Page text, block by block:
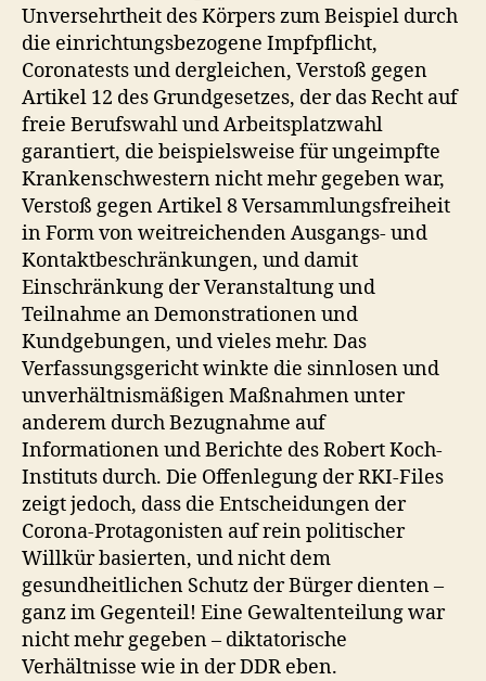
Unversehrtheit des Körpers zum Beispiel durch
die einrichtungsbezogene Impfpflicht,
Coronatests und dergleichen, Verstoß gegen
Artikel 12 des Grundgesetzes, der das Recht auf
freie Berufswahl und Arbeitsplatzwahl
garantiert, die beispielsweise für ungeimpfte
Krankenschwestern nicht mehr gegeben war,
Verstoß gegen Artikel 8 Versammlungsfreiheit
in Form von weitreichenden Ausgangs- und
Kontaktbeschränkungen, und damit
Einschränkung der Veranstaltung und
Teilnahme an Demonstrationen und
Kundgebungen, und vieles mehr. Das
Verfassungsgericht winkte die sinnlosen und
unverhältnismäßigen Maßnahmen unter
anderem durch Bezugnahme auf
Informationen und Berichte des Robert Koch-
Instituts durch. Die Offenlegung der RKI-Files
zeigt jedoch, dass die Entscheidungen der
Corona-Protagonisten auf rein politischer
Willkür basierten, und nicht dem
gesundheitlichen Schutz der Bürger dienten –
ganz im Gegenteil! Eine Gewaltenteilung war
nicht mehr gegeben – diktatorische
Verhältnisse wie in der DDR eben.